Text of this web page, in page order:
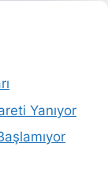
Yanıyor